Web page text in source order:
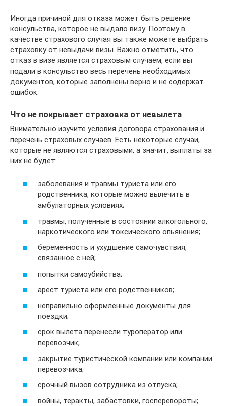
Иногда причиной для отказа может быть решение
консульства, которое не выдало визу. Поэтому в
качестве страхового случая вы также можете выбрать
страховку от невыдачи визы. Важно отметить, что
отказ в визе является страховым случаем, если вы
подали в консульство весь перечень необходимых
документов, которые заполнены верно и не содержат
ошибок.
Что не покрывает страховка от невылета
Внимательно изучите условия договора страхования и
перечень страховых случаев. Есть некоторые случаи,
которые не являются страховыми, а значит, выплаты за
них не будет:
заболевания и травмы туриста или его
родственника, которые можно вылечить в
амбулаторных условиях;
травмы, полученные в состоянии алкогольного,
наркотического или токсического опьянения;
беременность и ухудшение самочувствия,
связанное с ней;
попытки самоубийства;
арест туриста или его родственников;
неправильно оформленные документы для
поездки;
срок вылета перенесли туроператор или
перевозчик;
закрытие туристической компании или компании
перевозчика;
срочный вызов сотрудника из отпуска;
войны, теракты, забастовки, госперевороты;